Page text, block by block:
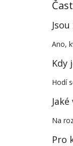
Ano,
Kdy
Hodí
Na
Pro